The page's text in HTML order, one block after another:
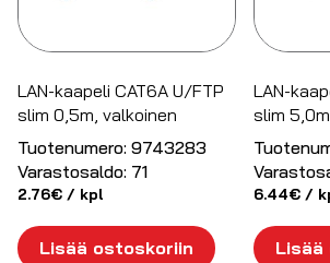
LAN-kaapeli CAT6A U/FTP
slim 0,5m, valkoinen
Tuotenumero: 9743283
Varastosaldo: 71
2.76€ / kpl
Lisää ostoskoriin
LAN-
slim
6.44€ /
Lisää